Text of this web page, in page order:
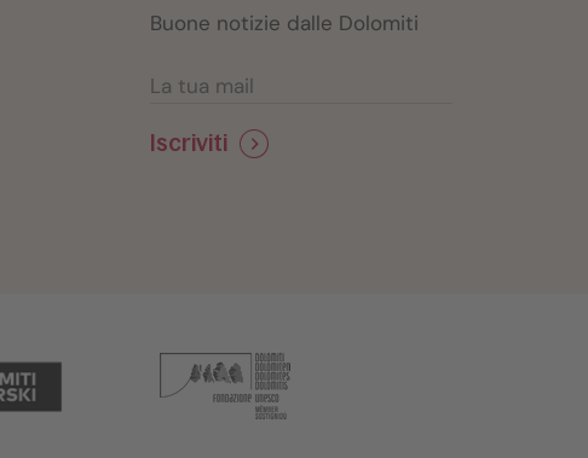
Buone notizie dalle Dolomiti
Iscriviti